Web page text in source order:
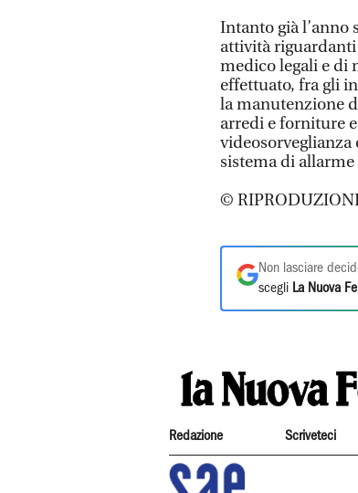
Intanto già l’anno
attività
medico legali e di
effettuato, fra gli
la manutenzione
arredi e forniture
sistema di
©
Non lasciare
scegli La Nuova
Redazione Scriveteci